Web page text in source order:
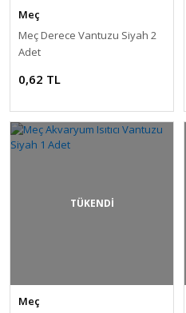
Meç
Meç Derece Vantuzu Siyah 2
Adet
0,62 TL
TÜKENDİ
Meç